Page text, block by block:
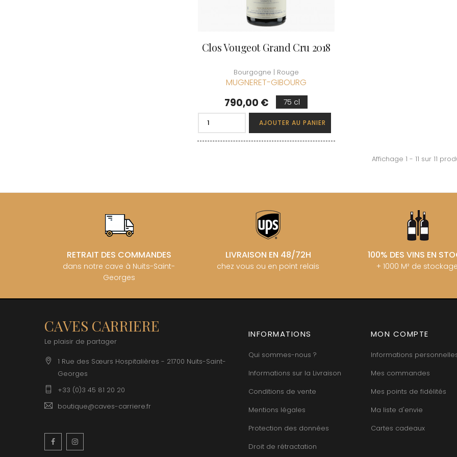
Clos Vougeot Grand Cru 2018
Bourgogne | Rouge
MUGNERET-GIBOURG
Prix
790,00 € 75 cl
AJOUTER AU PANIER
Affichage 1 - 11 sur 11
RETRAIT DES COMMANDES
dans notre cave à Nuits-Saint-
Georges
LIVRAISON EN 48/72H
chez vous ou en point relais
100% DES VINS EN
+ 1000 M² de
CAVES CARRIERE
Le plaisir de partager
1 Rue des Sœurs Hospitalières - 21700 Nuits-Saint-
Georges
+33 (0)3 45 81 20 20
boutique@caves-carriere.fr
Facebook
INFORMATIONS
Qui sommes-nous ?
Informations sur la Livraison
Conditions de vente
Mentions légales
Protection des données
Droit de rétractation
MON COMPTE
Informations
Mes commandes
Mes points de fidélités
Ma liste d'envie
Cartes cadeaux